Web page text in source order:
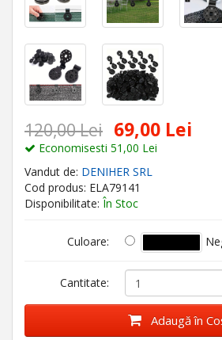
120,00 Lei 69,00 Lei
Economisesti 51,00 Lei
Vandut de: DENIHER SRL
Cod produs: ELA79141
Disponibilitate: În Stoc
Culoare:
Cantitate:
Adaugă în